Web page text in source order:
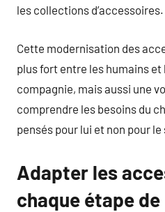
les collections d’accessoires.
Cette modernisation des
plus fort entre les humains et
compagnie, mais aussi une
comprendre les besoins du
pensés pour lui et non pour
Adapter les
chaque étape